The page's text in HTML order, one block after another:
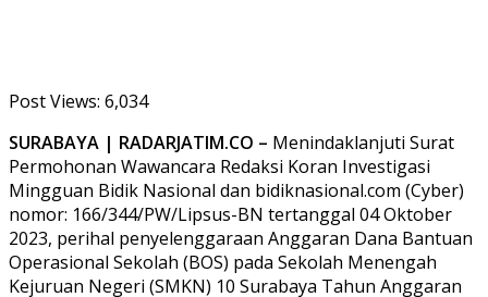
Post Views: 6,034
SURABAYA | RADARJATIM.CO – Menindaklanjuti Surat
Permohonan Wawancara Redaksi Koran Investigasi
Mingguan Bidik Nasional dan bidiknasional.com (Cyber)
nomor: 166/344/PW/Lipsus-BN tertanggal 04 Oktober
2023, perihal penyelenggaraan Anggaran Dana Bantuan
Operasional Sekolah (BOS) pada Sekolah Menengah
Kejuruan Negeri (SMKN) 10 Surabaya Tahun Anggaran